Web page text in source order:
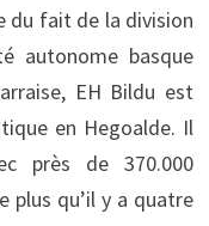
du fait de la division
autonome basque
EH Bildu est
en Hegoalde. Il
près de 370.000
plus qu’il y a quatre